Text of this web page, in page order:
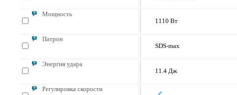
Мощность
1110 Вт
Патрон
SDS-max
Энергия удара
11.4 Дж
Регулировка скорости